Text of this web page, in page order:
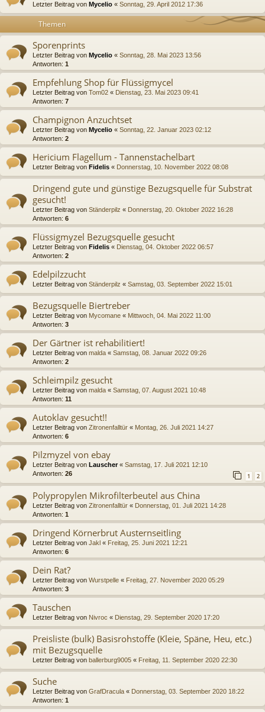
Letzter Beitrag von Mycelio « Sonntag, 29. April 2012 17:36
Themen
Sporenprints
Letzter Beitrag von Mycelio « Sonntag, 28. Mai 2023 13:56
Antworten: 1
Empfehlung Shop für Flüssigmycel
Letzter Beitrag von Tom02 « Dienstag, 23. Mai 2023 09:41
Antworten: 7
Champignon Anzuchtset
Letzter Beitrag von Mycelio « Sonntag, 22. Januar 2023 02:12
Antworten: 2
Hericium Flagellum - Tannenstachelbart
Letzter Beitrag von Fidelis « Donnerstag, 10. November 2022 08:08
Dringend gute und günstige Bezugsquelle für Substrat
gesucht!
Letzter Beitrag von Ständerpilz « Donnerstag, 20. Oktober 2022 16:28
Antworten: 6
Flüssigmyzel Bezugsquelle gesucht
Letzter Beitrag von Fidelis « Dienstag, 04. Oktober 2022 06:57
Antworten: 2
Edelpilzzucht
Letzter Beitrag von Ständerpilz « Samstag, 03. September 2022 15:01
Bezugsquelle Biertreber
Letzter Beitrag von Mycomane « Mittwoch, 04. Mai 2022 11:00
Antworten: 3
Der Gärtner ist rehabilitiert!
Letzter Beitrag von malda « Samstag, 08. Januar 2022 09:26
Antworten: 2
Schleimpilz gesucht
Letzter Beitrag von malda « Samstag, 07. August 2021 10:48
Antworten: 11
Autoklav gesucht!!
Letzter Beitrag von Zitronenfalltür « Montag, 26. Juli 2021 14:27
Antworten: 6
Pilzmyzel von ebay
Letzter Beitrag von Lauscher« Samstag, 17. Juli 2021 12:10
Antworten: 26 1 2
Polypropylen Mikrofilterbeutel aus China
Letzter Beitrag von Zitronenfalltür « Donnerstag, 01. Juli 2021 14:28
Antworten: 1
Dringend Körnerbrut Austernseitling
Letzter Beitrag von Jakl « Freitag, 25. Juni 2021 12:21
Antworten: 6
Dein Rat?
Letzter Beitrag von Wurstpelle « Freitag, 27. November 2020 05:29
Antworten: 3
Tauschen
Letzter Beitrag von Nivroc « Dienstag, 29. September 2020 17:20
Preisliste (bulk) Basisrohstoffe (Kleie, Späne, Heu, etc.)
mit Bezugsquelle
Letzter Beitrag von ballerburg9005 « Freitag, 11. September 2020 22:30
Suche
Letzter Beitrag von GrafDracula « Donnerstag, 03. September 2020 18:22
Antworten: 1